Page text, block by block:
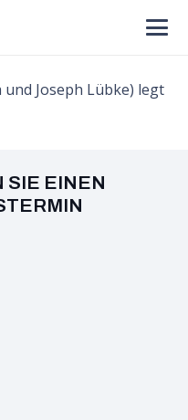
Joseph Lübke) legt
SIE EINEN